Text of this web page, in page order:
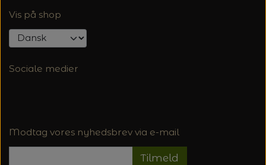
Vis på shop
Sociale medier
Modtag vores nyhedsbrev via e-mail
Tilmeld